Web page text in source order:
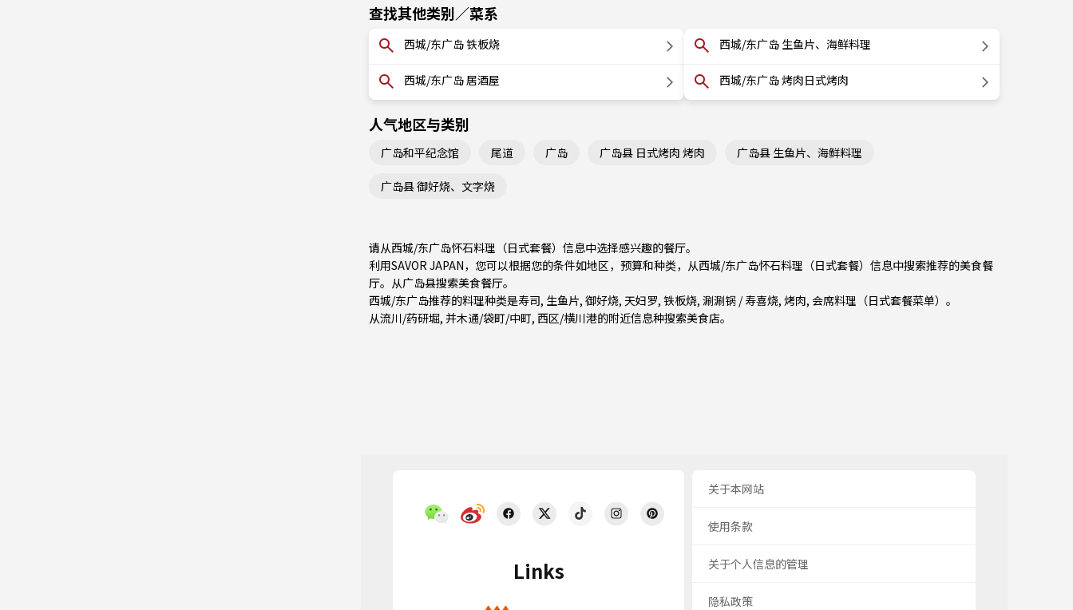
查找其他类别／菜系
西城/东广岛 铁板烧
西城/东广岛 居酒屋
西城/东广岛 生鱼片、海鲜料理
西城/东广岛 烤肉日式烤肉
人气地区与类别
广岛和平纪念馆 尾道 广岛 广岛县 日式烤肉 烤肉 广岛县 生鱼片、海鲜料理
广岛县 御好烧、文字烧
请从西城/东广岛怀石料理（日式套餐）信息中选择感兴趣的餐厅。
利用SAVOR JAPAN，您可以根据您的条件如地区，预算和种类，从西城/东广岛怀石料理（日式套餐）信息中搜索推荐的美食餐
厅。从广岛县搜索美食餐厅。
西城/东广岛推荐的料理种类是寿司, 生鱼片, 御好烧, 天妇罗, 铁板烧, 涮涮锅 / 寿喜烧, 烤肉, 会席料理（日式套餐菜单） 。
从流川/药研堀, 并木通/袋町/中町, 西区/横川港的附近信息种搜索美食店。
Links
关于本网站
使用条款
关于个人信息的管理
隐私政策